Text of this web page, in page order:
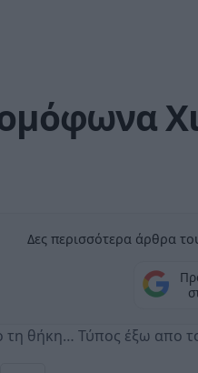
Δες περισσότερα άρθρα
τη θήκη… Τύπος έξω απο